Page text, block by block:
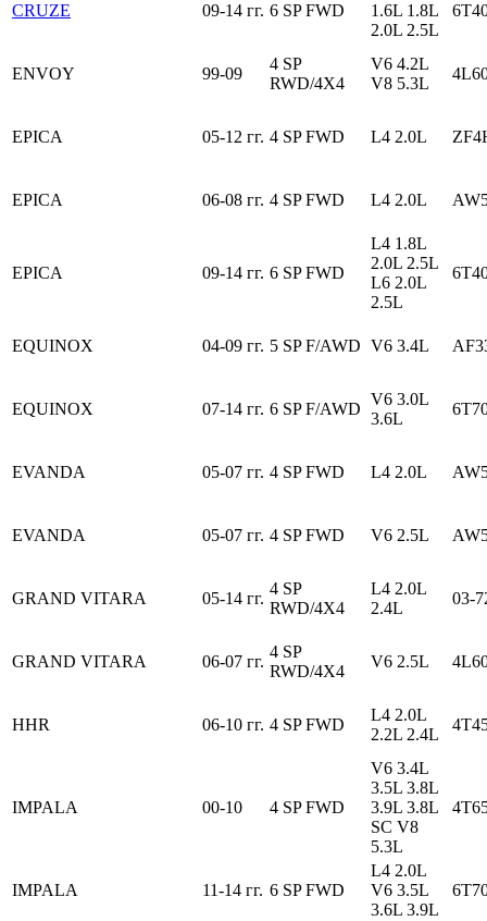
CRUZE 09-14 гг. 6 SP FWD
1.6L 1.8L
2.0L 2.5L
ENVOY 99-09
4 SP
RWD/4X4
V6 4.2L
V8 5.3L
EPICA 05-12 гг. 4 SP FWD L4 2.0L
EPICA 06-08 гг. 4 SP FWD L4 2.0L
EPICA 09-14 гг. 6 SP FWD
L4 1.8L
2.0L 2.5L
L6 2.0L
2.5L
EQUINOX 04-09 гг. 5 SP F/AWD V6 3.4L
EQUINOX 07-14 гг. 6 SP F/AWD
V6 3.0L
3.6L
EVANDA 05-07 гг. 4 SP FWD L4 2.0L
EVANDA 05-07 гг. 4 SP FWD V6 2.5L
GRAND VITARA 05-14 гг.
4 SP
RWD/4X4
L4 2.0L
2.4L
03-
GRAND VITARA 06-07 гг.
4 SP
RWD/4X4
V6 2.5L
HHR 06-10 гг. 4 SP FWD
L4 2.0L
2.2L 2.4L
IMPALA 00-10 4 SP FWD
V6 3.4L
3.5L 3.8L
3.9L 3.8L
SC V8
5.3L
IMPALA 11-14 гг. 6 SP FWD
L4 2.0L
V6 3.5L
3.6L 3.9L